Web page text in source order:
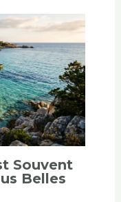
Souvent
Belles